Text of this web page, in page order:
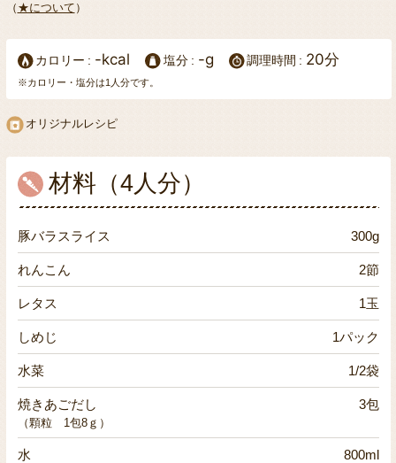
（ ★について ）
カロリー -kcal 塩分 -g 調理時間 20分
※カロリー・塩分は1人分です。
オリジナルレシピ
材料（4人分）
豚バラスライス 300g
れんこん 2節
レタス 1玉
しめじ 1パック
水菜 1/2袋
焼きあごだし 3包
（顆粒 1包8ｇ）
水 800ml